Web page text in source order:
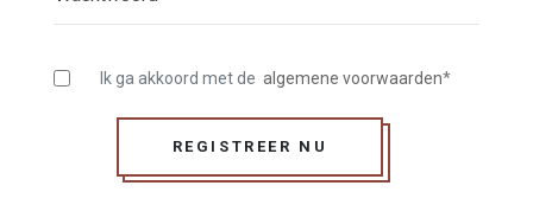
Ik ga akkoord met de algemene voorwaarden*
REGISTREER NU